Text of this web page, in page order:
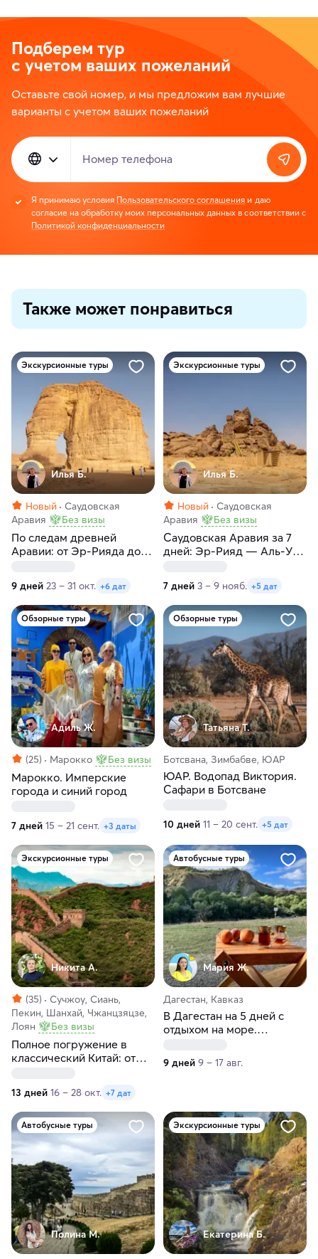
Подберем тур
с учетом ваших пожеланий
Оставьте свой номер, и мы предложим вам лучшие
варианты с учетом ваших пожеланий
Номер телефона
Я принимаю условия Пользовательского соглашения и даю
согласие на обработку моих персональных данных в соответствии с
Политикой конфиденциальности
Также может понравиться
Экскурсионные туры
Илья Б.
Новый
Саудовская
Аравия
Без визы
По следам древней
Аравии: от Эр-Рияда до
9 дней 23 – 31 окт. +6 дат
Экскурсионные туры
Илья Б.
Новый
Саудовская
Аравия
Без визы
Саудовская Аравия за 7
дней: Эр-Рияд — Аль-Ула
7 дней 3 – 9 нояб. +5 дат
Обзорные туры
Адиль Ж.
(25) Марокко Без визы
Марокко. Имперские
города и синий город
7 дней 15 – 21 сент. +3 даты
Обзорные туры
Татьяна Т.
Ботсвана, Зимбабве, ЮАР
ЮАР. Водопад Виктория.
Сафари в Ботсване
10 дней 11 – 20 сент. +5 дат
Экскурсионные туры
Никита А.
(35)
Сучжоу, Сиань,
Пекин, Шанхай, Чжанцзяцзе,
Лоян
Без визы
Полное погружение в
классический Китай: от
13 дней 16 – 28 окт. +7 дат
Автобусные туры
Мария Ж.
Дагестан, Кавказ
В Дагестан на 5 дней с
отдыхом на море.
9 дней 9 – 17 авг.
Автобусные туры
Полина М.
Экскурсионные туры
Екатерина Б.